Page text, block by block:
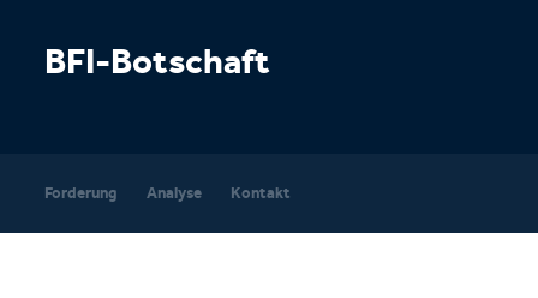
BFI-​Botschaft
Forderung Analyse Kontakt